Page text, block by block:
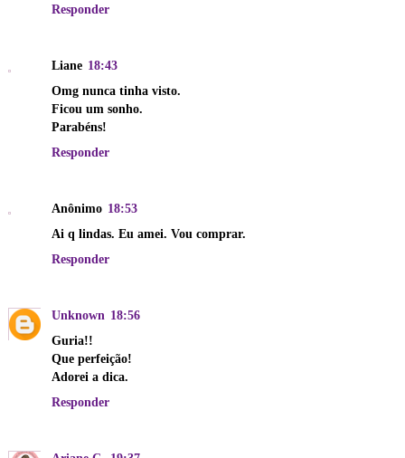
Responder
Liane 18:43
Omg nunca tinha visto.
Ficou um sonho.
Parabéns!
Responder
Anônimo 18:53
Ai q lindas. Eu amei. Vou comprar.
Responder
Unknown 18:56
Guria!!
Que perfeição!
Adorei a dica.
Responder